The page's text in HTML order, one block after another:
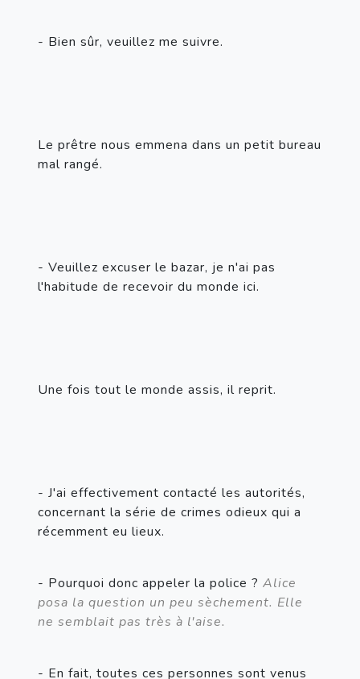
- Bien sûr, veuillez me suivre.
Le prêtre nous emmena dans un petit bureau
mal rangé.
- Veuillez excuser le bazar, je n'ai pas
l'habitude de recevoir du monde ici.
Une fois tout le monde assis, il reprit.
- J'ai effectivement contacté les autorités,
concernant la série de crimes odieux qui a
récemment eu lieux.
- Pourquoi donc appeler la police ? Alice
posa la question un peu sèchement. Elle
ne semblait pas très à l'aise.
- En fait, toutes ces personnes sont venus